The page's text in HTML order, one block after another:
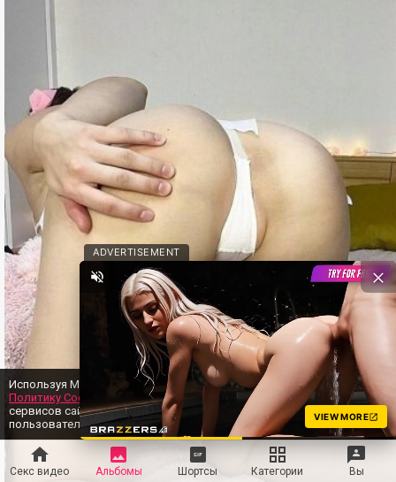
Секс видео Альбомы Шортсы Категории Вы
Используя MYLUST, вы даёте согласие на нашу
Политику Cookie
. Это нужно для предоставления
сервисов сайта и улучшения вашего
пользовательского опыта.
OK
ADVERTISEMENT
VIEW MORE